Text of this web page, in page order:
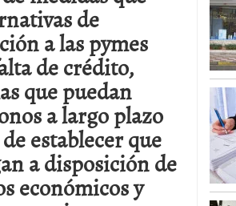
de
a las pymes
de crédito,
que puedan
a largo plazo
establecer que
a disposición de
económicos y